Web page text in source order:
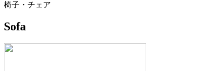
椅子・チェア
Sofa